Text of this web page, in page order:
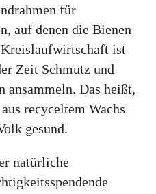
für
auf denen die Bienen
Kreislaufwirtschaft ist
Zeit Schmutz und
ansammeln. Das heißt,
recyceltem Wachs
gesund.
natürliche